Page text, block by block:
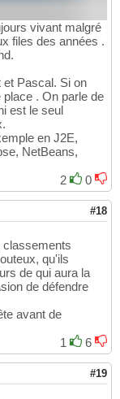
vivant malgré
files des années .
et Pascal. Si on
. On parle de
est le seul
en J2E,
NetBeans,
2
0
#18
classements
qu'ils
de qui aura la
de défendre
avant de
1
6
#19